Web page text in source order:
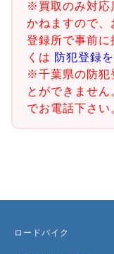
※買取のみ対応
かねますので
登録所で事前に
くは 防犯登録
※千葉県の防犯
とができません
でお電話下さい
ロードバイク